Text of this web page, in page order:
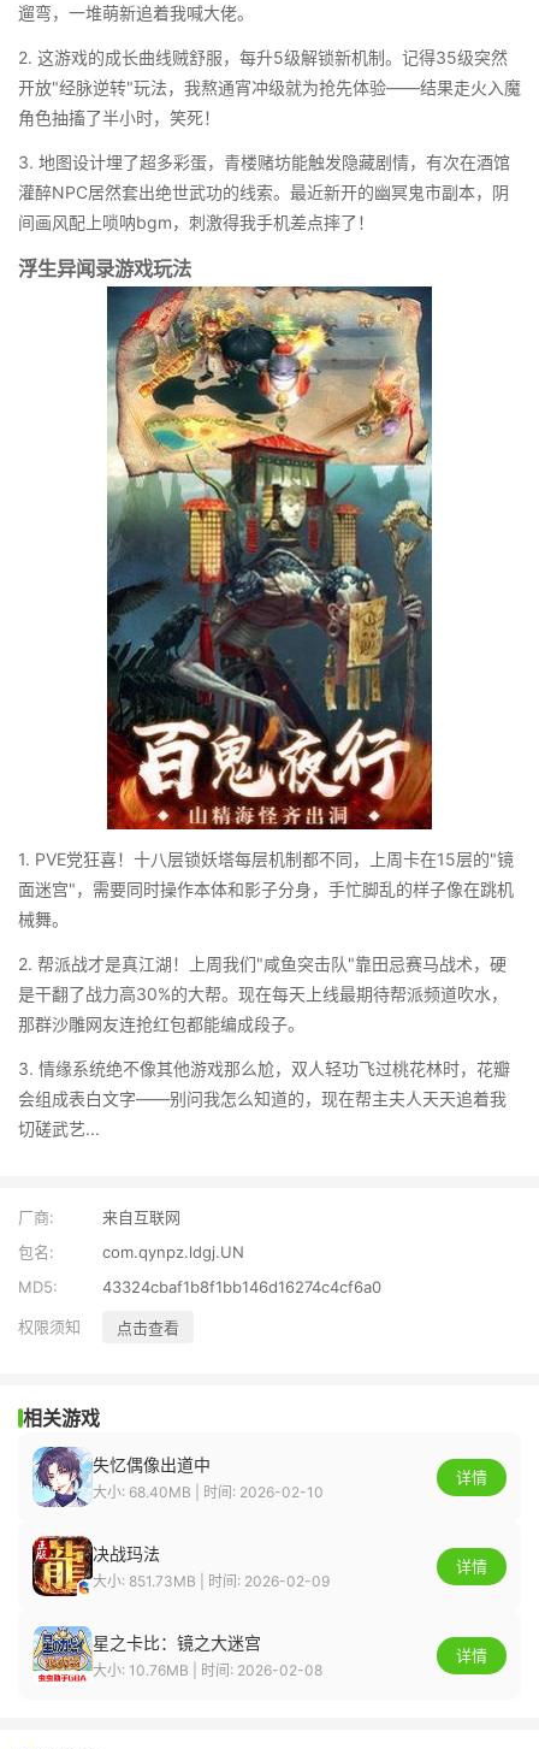
遛弯，一堆萌新追着我喊大佬。
2. 这游戏的成长曲线贼舒服，每升5级解锁新机制。记得35级突然
开放"经脉逆转"玩法，我熬通宵冲级就为抢先体验——结果走火入魔
角色抽搐了半小时，笑死！
3. 地图设计埋了超多彩蛋，青楼赌坊能触发隐藏剧情，有次在酒馆
灌醉NPC居然套出绝世武功的线索。最近新开的幽冥鬼市副本，阴
间画风配上唢呐bgm，刺激得我手机差点摔了！
浮生异闻录游戏玩法
1. PVE党狂喜！十八层锁妖塔每层机制都不同，上周卡在15层的"镜
面迷宫"，需要同时操作本体和影子分身，手忙脚乱的样子像在跳机
械舞。
2. 帮派战才是真江湖！上周我们"咸鱼突击队"靠田忌赛马战术，硬
是干翻了战力高30%的大帮。现在每天上线最期待帮派频道吹水，
那群沙雕网友连抢红包都能编成段子。
3. 情缘系统绝不像其他游戏那么尬，双人轻功飞过桃花林时，花瓣
会组成表白文字——别问我怎么知道的，现在帮主夫人天天追着我
切磋武艺...
厂商:
来自互联网
包名:
com.qynpz.ldgj.UN
MD5:
43324cbaf1b8f1bb146d16274c4cf6a0
权限须知 点击查看
相关游戏
失忆偶像出道中
大小: 68.40MB | 时间: 2026-02-10
详情
决战玛法
大小: 851.73MB | 时间: 2026-02-09
详情
星之卡比：镜之大迷宫
大小: 10.76MB | 时间: 2026-02-08
详情